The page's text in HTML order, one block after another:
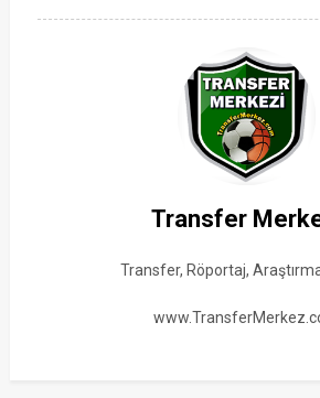
Transfer
Transfer, Röportaj,